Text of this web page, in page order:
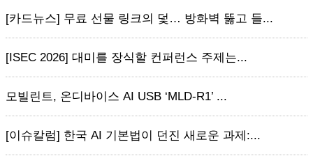
[카드뉴스] 무료 선물 링크의 덫… 방화벽 뚫고 들...
[ISEC 2026] 대미를 장식할 컨퍼런스 주제는...
모빌린트, 온디바이스 AI USB ‘MLD-R1’ ...
[이슈칼럼] 한국 AI 기본법이 던진 새로운 과제:...